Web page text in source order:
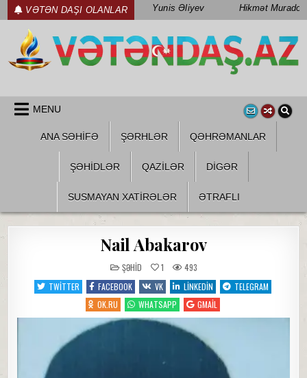
Skip
to
content
VƏTƏN DAŞI OLANLAR Yunis Əliyev Hikmət Muradov
MENU
ANA SƏHİFƏ ŞƏRHLƏR QƏHRƏMANLAR
ŞƏHIDLƏR QAZILƏR DIGƏR
SUSMAYAN XATİRƏLƏR ƏTRAFLI
Nail Abakarov
POSTED
IN
ŞƏHID 1
493
TWITTER
FACEBOOK VK LINKEDIN
TELEGRAM
OK.RU
WHATSAPP GMAIL